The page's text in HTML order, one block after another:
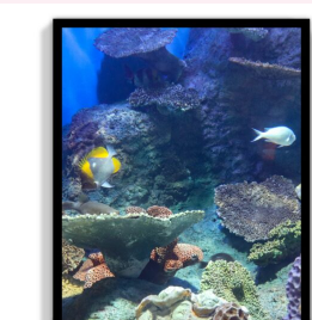
2022年9月16日
9月のひたち海浜公
園は「緑の世界」